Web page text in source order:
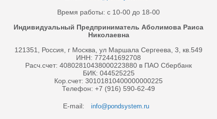
Время работы: с 10-00 до 18-00
Индивидуальный Предприниматель Аболимова Раиса
Николаевна
121351, Россия, г Москва, ул Маршала Сергеева, 3, кв.549
ИНН: 772441692708
Расч.счет: 40802810438000223880 в ПАО Сбербанк
БИК: 044525225
Кор.счет: 30101810400000000225
Телефон: +7 (916) 590-62-49
E-mail: info@pondsystem.ru